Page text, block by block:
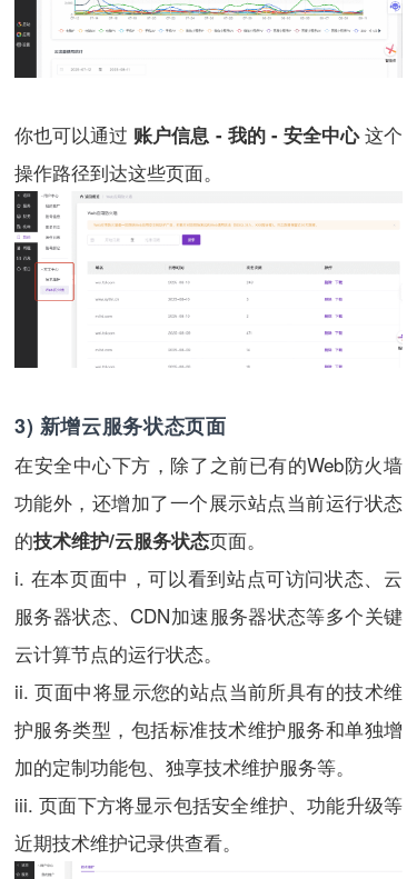
你也可以通过 账户信息 - 我的 - 安全中心这个
操作路径到达这些页面。
3) 新增云服务状态页面
在安全中心下方，除了之前已有的Web防火墙
功能外，还增加了一个展示站点当前运行状态
的技术维护/云服务状态页面。
i. 在本页面中，可以看到站点可访问状态、云
服务器状态、CDN加速服务器状态等多个关键
云计算节点的运行状态。
ii. 页面中将显示您的站点当前所具有的技术维
护服务类型，包括标准技术维护服务和单独增
加的定制功能包、独享技术维护服务等。
iii. 页面下方将显示包括安全维护、功能升级等
近期技术维护记录供查看。